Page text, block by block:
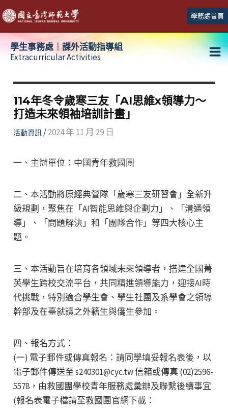
跳
至
主
學務處首頁
學生事務處┆課外活動指導組
Extracurricular Activities
114年冬令歲寒三友「AI思維x領導力～
打造未來領袖培訓計畫」
活動資訊/2024 年 11 月 29 日
一、主辦單位：中國青年救國團
二、本活動將原經典營隊「歲寒三友研習會」全新升
級規劃，聚焦在「AI智能思維與企劃力」、「溝通領
導」、「問題解決」和「團隊合作」等四大核心主
題。
三、本活動旨在培育各領域未來領導者，搭建全國菁
英學生跨校交流平台，共同精進領導能力，迎接AI時
代挑戰，特別適合學生會、學生社團及系學會之領導
幹部及在臺就讀之外籍生與僑生參加。
四、報名方式：
(一) 電子郵件或傳真報名：請同學填妥報名表後，以
電子郵件傳送至 s240301@cyc.tw 信箱或傳真 (02)2596-
5578，由救國團學校青年服務處彙辦及聯繫後續事宜
(報名表電子檔請至救國團官網下載：